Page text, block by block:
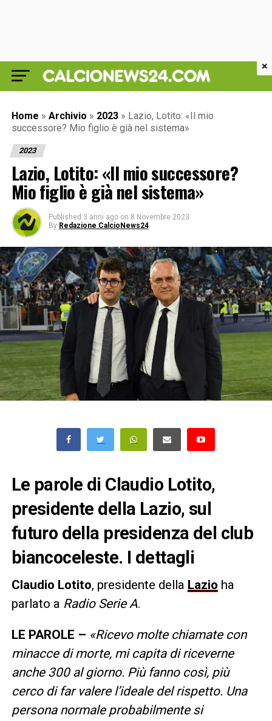
Home » Archivio » 2023 » Lazio, Lotito: «Il mio
successore? Mio figlio è già nel sistema»
2023
Lazio, Lotito: «Il mio successore?
Mio figlio è già nel sistema»
Published 3 anni ago on 8 Novembre 2023
By Redazione CalcioNews24
Le parole di Claudio Lotito,
presidente della Lazio, sul
futuro della presidenza del club
biancoceleste. I dettagli
Claudio Lotito, presidente della Lazio ha
parlato a Radio Serie A.
LE PAROLE – «Ricevo molte chiamate con
minacce di morte, mi capita di riceverne
anche 300 al giorno. Più fanno così, più
cerco di far valere l’ideale del rispetto. Una
persona normale probabilmente si
×